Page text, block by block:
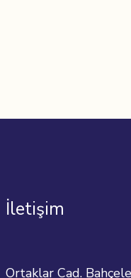
İletişim
Ortaklar Cad.